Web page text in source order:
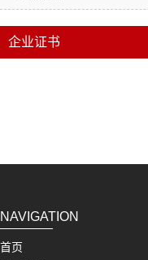
企业证书
NAVIGATION
首页